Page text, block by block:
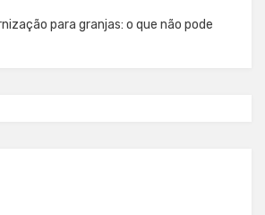
para granjas: o que não pode